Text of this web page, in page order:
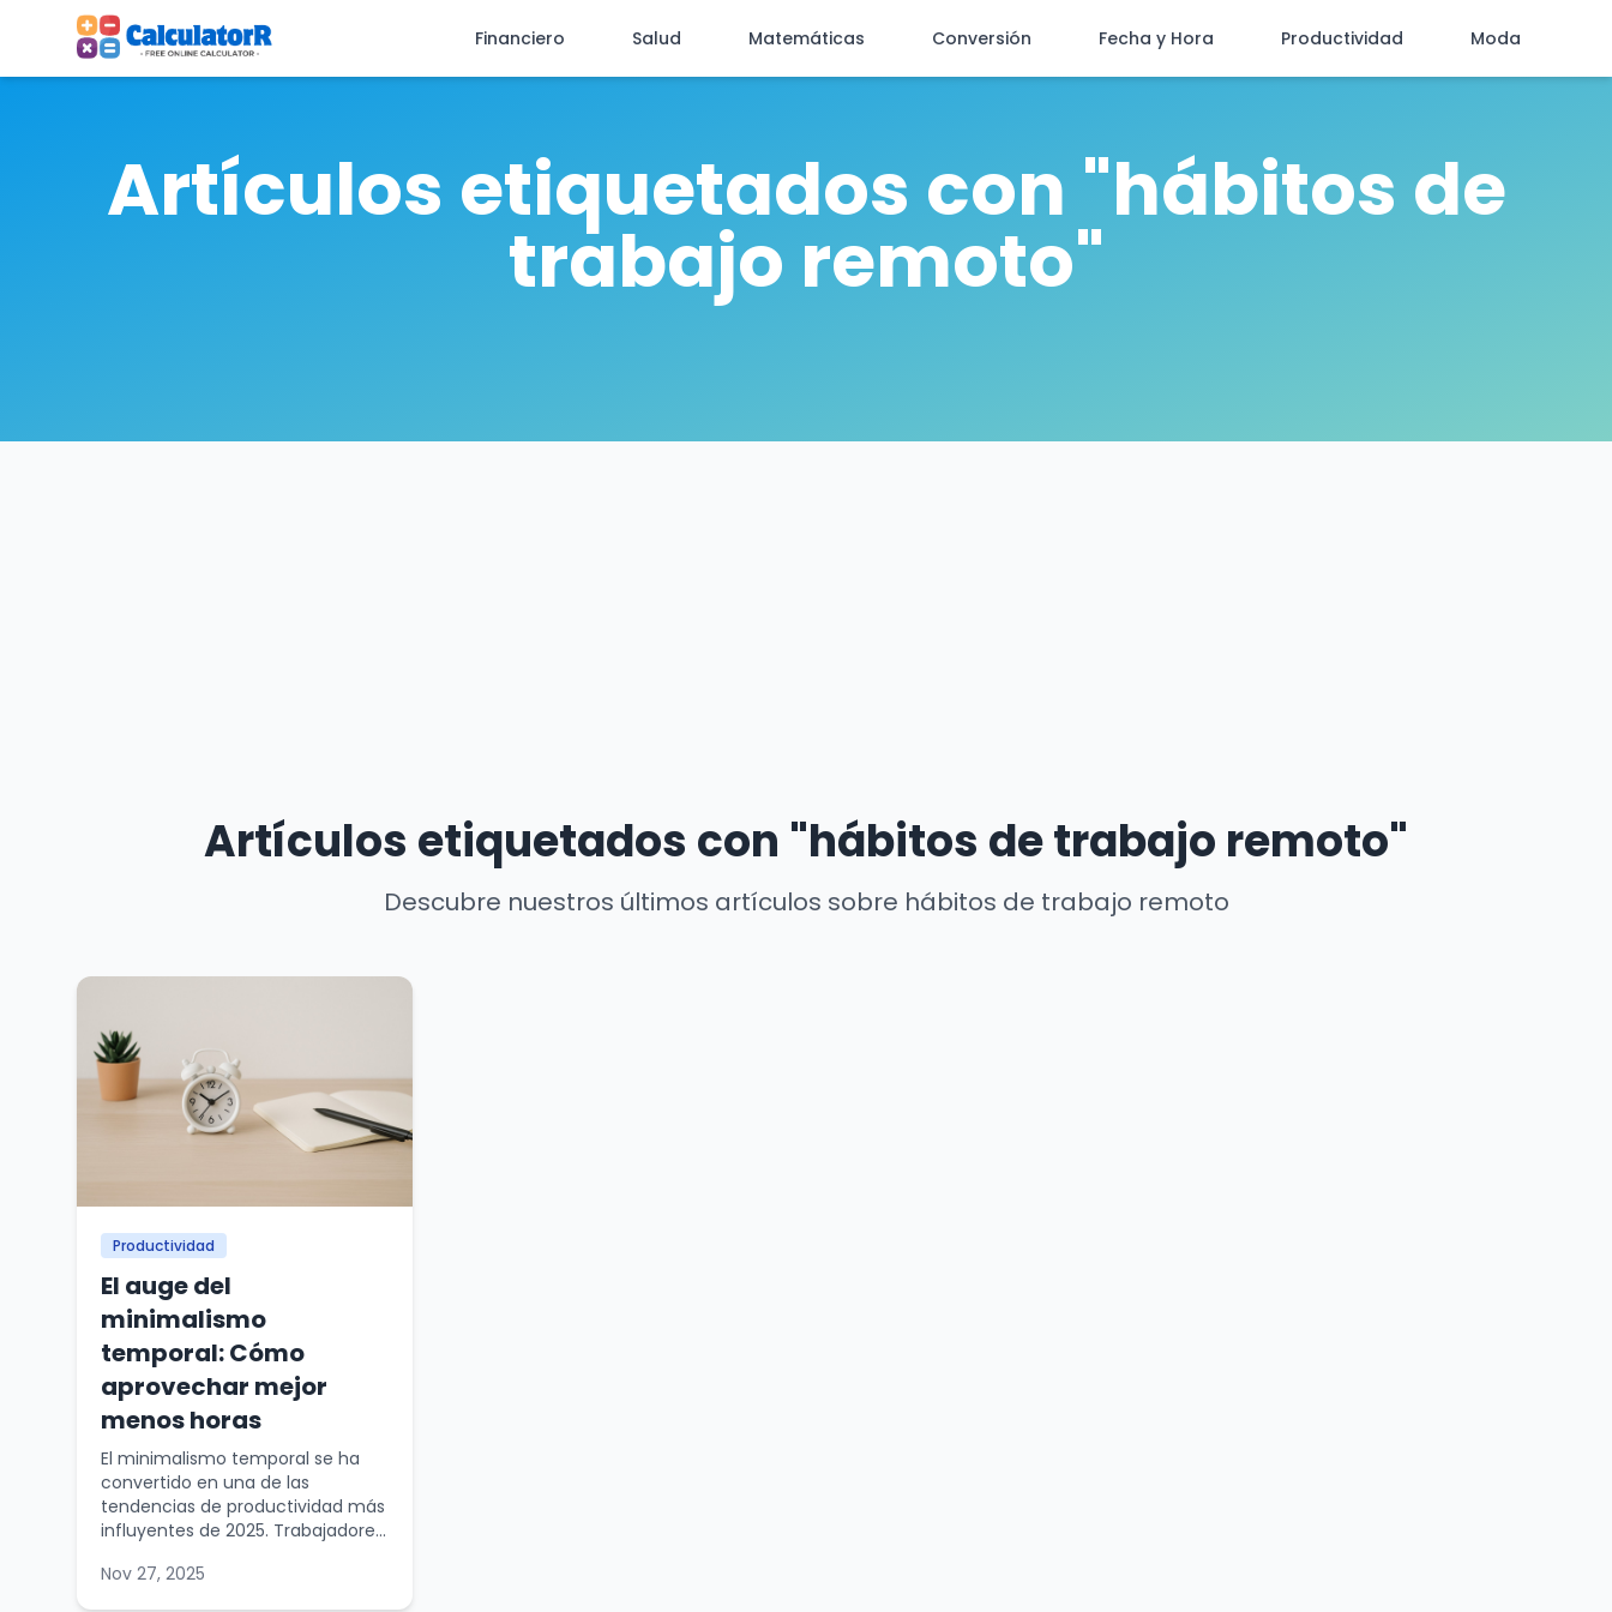
Financiero Salud Matemáticas Conversión Fecha y Hora Productividad Moda
Artículos etiquetados con "hábitos de
trabajo remoto"
Artículos etiquetados con "hábitos de trabajo remoto"
Descubre nuestros últimos artículos sobre hábitos de trabajo remoto
Productividad
El auge del
minimalismo
temporal: Cómo
aprovechar mejor
menos horas
El minimalismo temporal se ha
convertido en una de las
tendencias de productividad más
influyentes de 2025. Trabajadore...
Nov 27, 2025